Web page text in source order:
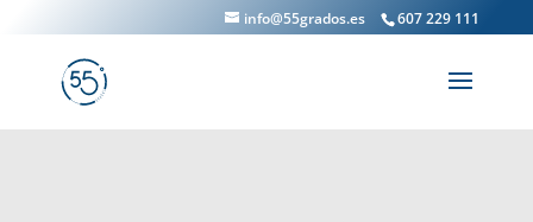
607 229 111
info@55grados.es